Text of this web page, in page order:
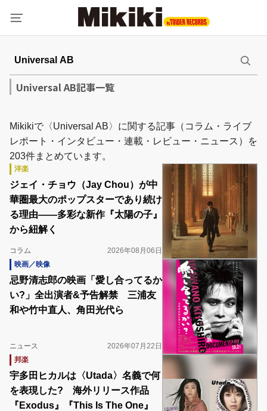
Universal AB記事一覧
Mikikiで〈Universal AB〉に関する記事（コラム・ライブ
レポート・インタビュー・連載・レビュー・ニュース）を
203件まとめています。
洋楽
ジェイ・チョウ（Jay Chou）が中
華圏最大のポップスターであり続け
る理由――多彩な新作『太陽の子』
から紐解く
コラム
2026年08月06日
映画／映像
忌野清志郎の映画「愛し合ってるか
い?」全出演者&予告解禁 三浦友
和や竹中直人、角田光代ら
ニュース
2026年07月22日
邦楽
宇多田ヒカルは〈Utada〉名義で何
を表現した? 海外リリース作品
『Exodus』『This Is The One』